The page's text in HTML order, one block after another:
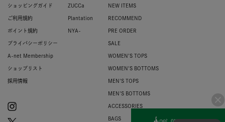
ショッピングガイド
ご利用規約
ポイント規約
プライバシーポリシー
A-net Membership
ショップリスト
採用情報
ZUCCa
Plantation
NYA-
NEW ITEMS
RECOMMEND
PRE ORDER
SALE
WOMEN'S TOPS
WOMEN'S BOTTOMS
MEN'S TOPS
MEN'S BOTTOMS
ACCESSORIES
BAGS